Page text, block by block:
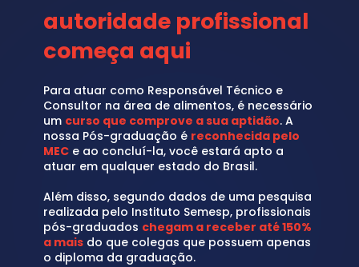
autoridade profissional
começa aqui
Para atuar como Responsável Técnico e
Consultor na área de alimentos, é necessário
um curso que comprove a sua aptidão. A
nossa Pós-graduação é reconhecida pelo
MEC e ao concluí-la, você estará apto a
atuar em qualquer estado do Brasil.
Além disso, segundo dados de uma pesquisa
realizada pelo Instituto Semesp, profissionais
pós-graduados chegam a receber até 150%
a mais do que colegas que possuem apenas
o diploma da graduação.